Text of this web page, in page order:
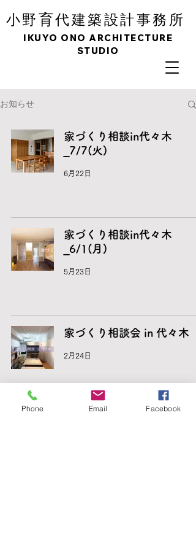
小野育代建築設計事務所
IKUYO ONO ARCHITECTURE
STUDIO
お知らせ
家づくり相談in代々木
_7/7(火)
6月22日
家づくり相談in代々木
_6/1(月)
5月23日
家づくり相談会 in 代々木
2月24日
Phone Email Facebook